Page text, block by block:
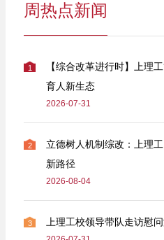
周热点新闻
1
【综合改革进行时】上理
育人新生态
2026-07-31
2
立德树人机制综改：上理
新路径
2026-08-04
3 上理工校领导带队走访慰